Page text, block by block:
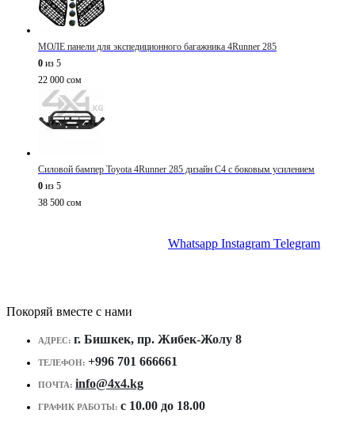
МОЛЕ панели для экспедиционного багажника 4Runner 285
0 из 5
22 000 сом
Силовой бампер Toyota 4Runner 285 дизайн C4 с боковым усилением
0 из 5
38 500 сом
Whatsapp Instagram Telegram
Покоряй вместе с нами
АДРЕС: г. Бишкек, пр. Жибек-Жолу 8
ТЕЛЕФОН: +996 701 666661
ПОЧТА: info@4x4.kg
ГРАФИК РАБОТЫ: c 10.00 до 18.00